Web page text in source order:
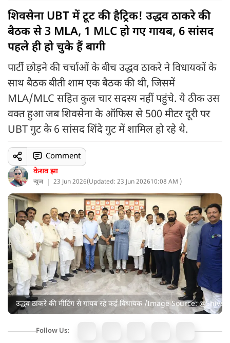
शिवसेना UBT में टूट की हैट्रिक! उद्धव ठाकरे की
बैठक से 3 MLA, 1 MLC हो गए गायब, 6 सांसद
पहले ही हो चुके हैं बागी
पार्टी छोड़ने की चर्चाओं के बीच उद्धव ठाकरे ने विधायकों के
साथ बैठक बीती शाम एक बैठक की थी, जिसमें
MLA/MLC सहित कुल चार सदस्य नहीं पहुंचे. ये ठीक उस
वक्त हुआ जब शिवसेना के ऑफिस से 500 मीटर दूरी पर
UBT गुट के 6 सांसद शिंदे गुट में शामिल हो रहे थे.
केशव झा
न्यूज 23 Jun 2026(Updated: 23 Jun 202610:08 AM )
Comment
उद्धव ठाकरे की मीटिंग से गायब रहे कई विधायक /Image Source:
Follow Us: